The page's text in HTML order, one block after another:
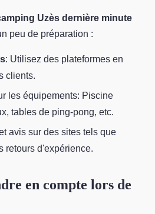
Uzès dernière minute
peu de préparation :
: Utilisez des plateformes en
clients.
les équipements: Piscine
tables de ping-pong, etc.
avis sur des sites tels que
retours d'expérience.
en compte lors de